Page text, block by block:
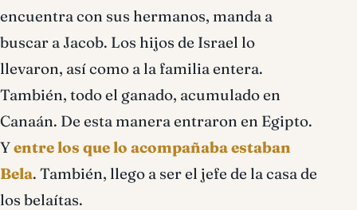
encuentra con sus hermanos, manda a
buscar a Jacob. Los hijos de Israel lo
llevaron, así como a la familia entera.
También, todo el ganado, acumulado en
Canaán. De esta manera entraron en Egipto.
Yentre los que lo acompañaba estaban
Bela. También, llego a ser el jefe de la casa de
los belaítas.